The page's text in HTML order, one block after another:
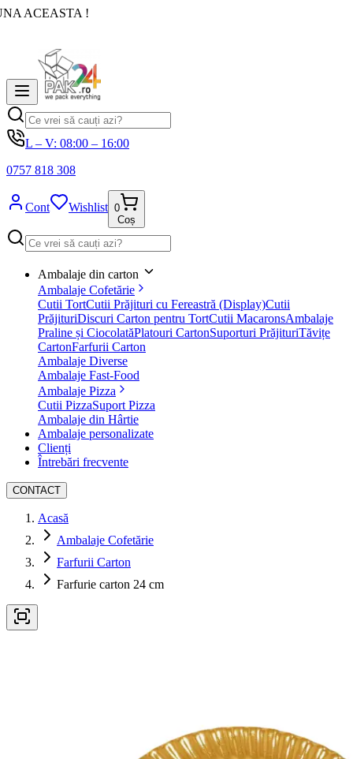
ACEASTA !
L – V: 08:00 – 16:00
0757 818 308
Cont Wishlist 0
Coș
Ambalaje din carton
Ambalaje Cofetărie
Cutii TortCutii Prăjituri cu Fereastră (Display)Cutii
PrăjituriDiscuri Carton pentru TortCutii MacaronsAmbalaje
Praline și CiocolatăPlatouri CartonSuporturi PrăjituriTăvițe
CartonFarfurii Carton
Ambalaje Diverse
Ambalaje Fast-Food
Ambalaje Pizza
Cutii PizzaSuport Pizza
Ambalaje din Hârtie
Ambalaje personalizate
Clienți
Întrebări frecvente
CONTACT
Acasă
Ambalaje Cofetărie
Farfurii Carton
Farfurie carton 24 cm